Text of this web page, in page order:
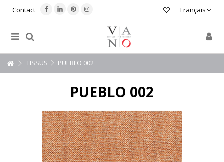
Français
Contact
TISSUS PUEBLO 002
PUEBLO 002